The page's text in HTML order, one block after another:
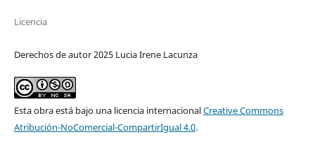
Licencia
Derechos de autor 2025 Lucia Irene Lacunza
Esta obra está bajo una licencia internacionalCreative Commons
Atribución-NoComercial-CompartirIgual 4.0.